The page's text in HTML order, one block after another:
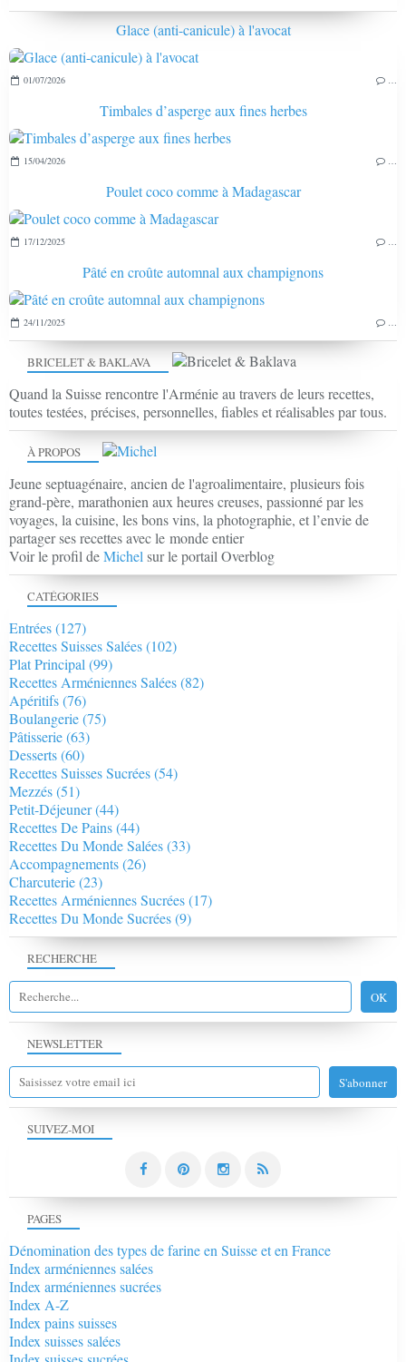
NEWSLETTER
SUIVEZ-MOI
RECHERCHE
BRICELET & BAKLAVA
Quand la Suisse rencontre l'Arménie au travers de leurs recettes,
toutes testées, précises, personnelles, fiables et réalisables par tous.
À PROPOS
Jeune septuagénaire, ancien de l'agroalimentaire, plusieurs fois
grand-père, marathonien aux heures creuses, passionné par les
voyages, la cuisine, les bons vins, la photographie, et l’envie de
partager ses recettes avec le monde entier
Voir le profil deMichel sur le portail Overblog
Glace (anti-canicule) à l'avocat
01/07/2026
Timbales d’asperge aux fines herbes
15/04/2026
Poulet coco comme à Madagascar
17/12/2025
Pâté en croûte automnal aux champignons
24/11/2025
PAGES
Dénomination des types de farine en Suisse et en France
Index arméniennes salées
Index arméniennes sucrées
Index A-Z
Index pains suisses
Index suisses salées
CATÉGORIES
Entrées(127)
Recettes Suisses Salées(102)
Plat Principal (99)
Recettes Arméniennes Salées(82)
Apéritifs(76)
Boulangerie(75)
Pâtisserie(63)
Desserts(60)
Recettes Suisses Sucrées(54)
Mezzés(51)
Petit-Déjeuner(44)
Recettes De Pains(44)
Recettes Du Monde Salées(33)
Accompagnements(26)
Charcuterie(23)
Recettes Arméniennes Sucrées(17)
Recettes Du Monde Sucrées(9)